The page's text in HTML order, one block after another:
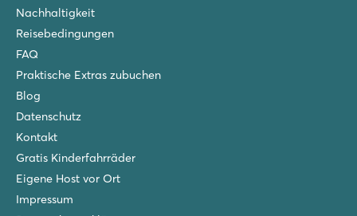
Nachhaltigkeit
Reisebedingungen
FAQ
Praktische Extras zubuchen
Blog
Datenschutz
Kontakt
Gratis Kinderfahrräder
Eigene Host vor Ort
Impressum